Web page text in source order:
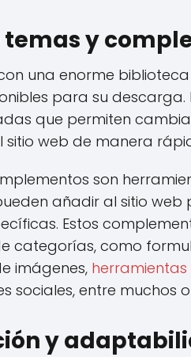
y
una enorme
para su descarga.
que permiten
web de manera
son
añadir al sitio
Estos
categorías, como
imágenes, herramientas
sociales, entre muchos
y